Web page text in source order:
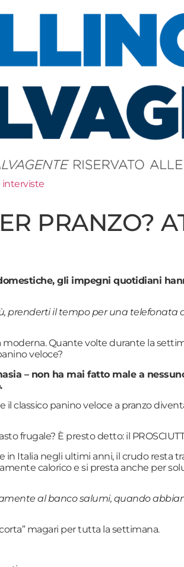
interviste
PRANZO?
gli impegni quotidiani
prenderti il tempo per una telefonata
Quante volte durante la
veloce?
– non ha mai fatto male a
classico panino veloce a pranzo
frugale? È presto detto: il
Italia negli ultimi anni, il crudo resta
calorico e si presta anche per
al banco salumi, quando
magari per tutta la settimana.